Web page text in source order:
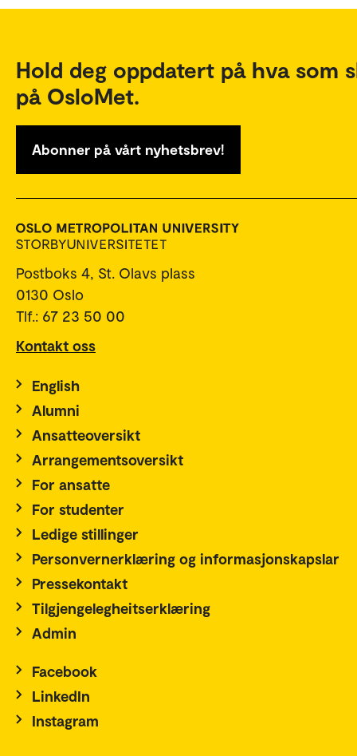
Hold deg oppdatert på hva som
på OsloMet.
Abonner på vårt nyhetsbrev!
Postboks 4, St. Olavs plass
0130 Oslo
Tlf.: 67 23 50 00
Kontakt oss
English
Alumni
Ansatteoversikt
Arrangementsoversikt
For ansatte
For studenter
Ledige stillinger
Personvernerklæring og informasjonskapslar
Pressekontakt
Tilgjengelegheitserklæring
Admin
Facebook
LinkedIn
Instagram